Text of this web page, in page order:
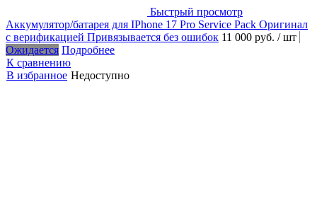
Быстрый просмотр
Аккумулятор/батарея для IPhone 17 Pro Service Pack Оригинал
с верификацией Привязывается без ошибок 11 000 руб. / шт
Ожидается Подробнее
К сравнению
В избранное Недоступно